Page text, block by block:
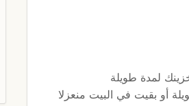
أو بقيت في البيت منعزلا